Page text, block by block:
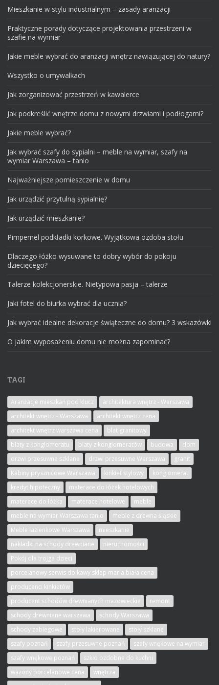
Mieszkanie w stylu industrialnym – zasady aranżacji
Praktyczne porady dotyczące projektowania przestrzeni w
szafie na wymiar
Jakie meble wybrać do aranżacji wnętrz nawiązującej do natury?
Wszystko o umywalkach
Jak zorganizować przestrzeń w kawalerce
Jak podkreślić wnętrze domu z nowymi drzwiami i podłogami?
Jakie meble wybrać?
Jak wybrać szafy do sypialni – meble na wymiar, szafy na
wymiar Warszawa – tanio
Najważniejsze pomieszczenie w domu
Jak urządzić przytulną sypialnię?
Jak urządzić mieszkanie?
Pimpernel podkładki korkowe. Wyjątkowa ozdoba stołu
Dlaczego łóżko wysuwane to dobry wybór do pokoju
dziecięcego?
Talerze kolekcjonerskie. Nietypowa pasja – talerze
Jaki fotel do biurka wybrać dla ucznia?
Jak wybrać idealne dekoracje świąteczne do domu? 3 wskazówki
O jakim wyposażeniu domu nie można zapominać?
TAGI
Aranżacje mieszkań pod klucz
architektura wnętrz - Warszawa
architekt wnętrz - Warszawa
architekt wnętrz cena
architekt wnętrz warszawa cena
blat granitowy
blaty z konglomeratu
blaty z konglomeratów budowa
dom
drzwi przesuwne szklane
drzwi przesuwne Warszawa
granit
Kabiny prysznicowe Warszawa
kinkiet stylowy
konglomerat
kredyt hipoteczny
materace do łóżek hotelowych
materace do łóżka
materace hotelowe
meble
meble na wymiar Warszawa tanio
meble z drewna śląskie
Meble łazienkowe Warszawa
mieszkanie
nakładki na schody drewniane
nieruchomości
Pokój dla trojga dzieci
porcelanowy serwis do kawy sklep maria biała cena
producenci kinkietów
producent schodów drewnianych mazowieckie
remont
schody drewniane warszawa
schody Warszawa
schody zabiegowe
stoły lakierowane
stoły szklane
szafy poznań
szafy przesuwne poznań
szafy wnękowe na wymiar
szafy wnękowe poznań
szkło ozdobne do kuchni
wazony porcelanowe cena
wnętrza